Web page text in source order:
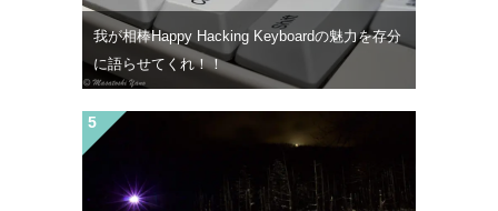
我が相棒Happy Hacking Keyboardの魅力を存分
に語らせてくれ！！